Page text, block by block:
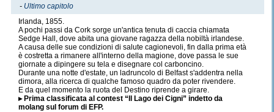
- Ultimo capitolo
Irlanda, 1855.
A pochi passi da Cork sorge un'antica tenuta di caccia chiamata
Sedge Hall, dove abita una giovane ragazza della nobiltà irlandese.
A causa delle sue condizioni di salute cagionevoli, fin dalla prima età
è costretta a rimanere all'interno della magione, dove passa le sue
giornate a dipingere su tela e disegnare col carboncino.
Durante una notte d'estate, un ladruncolo di Belfast s'addentra nella
dimora, alla ricerca di qualche famoso quadro da poter rivendere.
E da quel momento la ruota del Destino riprende a girare.
▸ Prima classificata al contest “Il Lago dei Cigni” indetto da
molang sul forum di EFP.